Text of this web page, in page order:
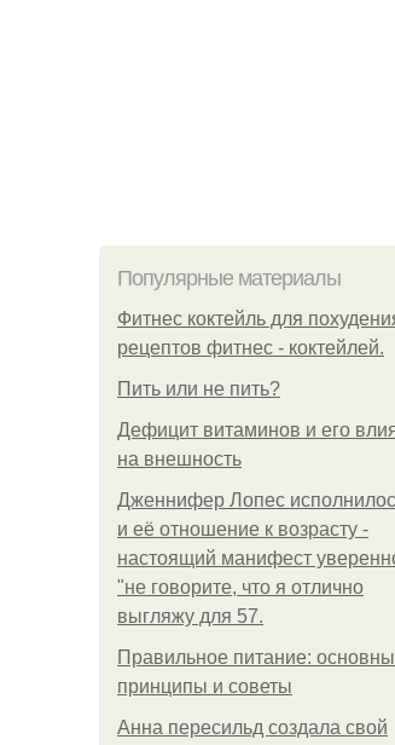
Популярные материалы
Фитнес коктейль для
рецептов фитнес - коктейлей.
Пить или не пить?
Дефицит витаминов и его
на внешность
Дженнифер Лопес
и её отношение к возрасту -
настоящий манифест
"не говорите, что я отлично
выгляжу для 57.
Правильное питание:
принципы и советы
Анна пересильд создала свой